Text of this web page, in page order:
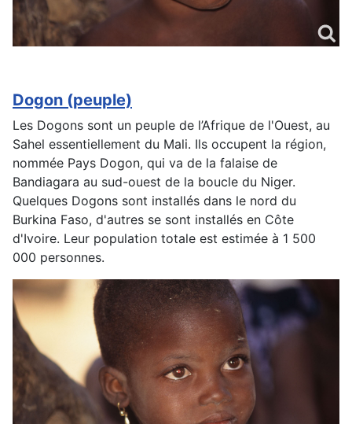
Dogon (peuple)
Les Dogons sont un peuple de l’Afrique de l'Ouest, au
Sahel essentiellement du Mali. Ils occupent la région,
nommée Pays Dogon, qui va de la falaise de
Bandiagara au sud-ouest de la boucle du Niger.
Quelques Dogons sont installés dans le nord du
Burkina Faso, d'autres se sont installés en Côte
d'Ivoire. Leur population totale est estimée à 1 500
000 personnes.